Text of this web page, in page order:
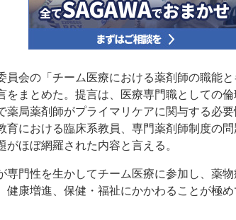
会の「チーム医療における薬剤師の職能
をまとめた。提言は、医療専門職としての
薬局薬剤師がプライマリケアに関与する必
育における臨床系教員、専門薬剤師制度の
がほぼ網羅された内容と言える。
門性を生かしてチーム医療に参加し、薬
健康増進、保健・福祉にかかわることが極